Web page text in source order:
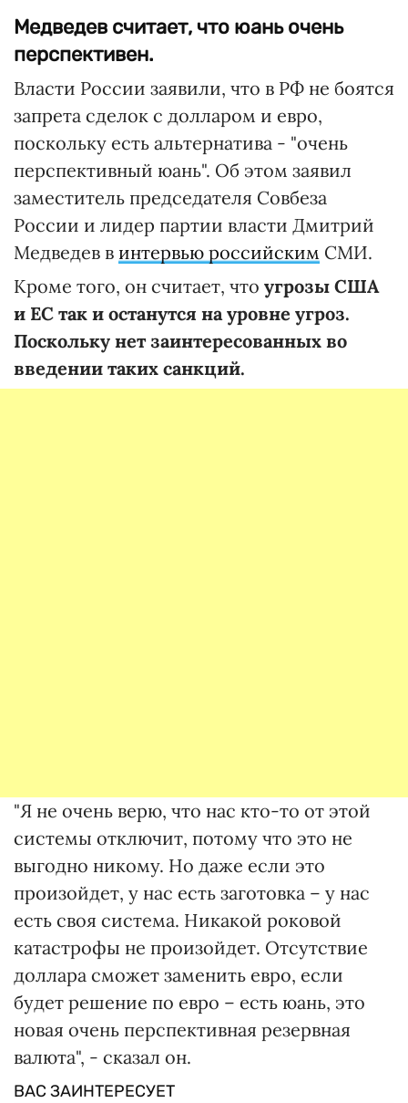
Медведев считает, что юань очень
перспективен.
Власти России заявили, что в РФ не боятся
запрета сделок с долларом и евро,
поскольку есть альтернатива - "очень
перспективный юань". Об этом заявил
заместитель председателя Совбеза
России и лидер партии власти Дмитрий
Медведев в интервью российским СМИ.
Кроме того, он считает, что угрозы США
и ЕС так и останутся на уровне угроз.
Поскольку нет заинтересованных во
введении таких санкций.
"Я не очень верю, что нас кто-то от этой
системы отключит, потому что это не
выгодно никому. Но даже если это
произойдет, у нас есть заготовка – у нас
есть своя система. Никакой роковой
катастрофы не произойдет. Отсутствие
доллара сможет заменить евро, если
будет решение по евро – есть юань, это
новая очень перспективная резервная
валюта", - сказал он.
ВАС ЗАИНТЕРЕСУЕТ